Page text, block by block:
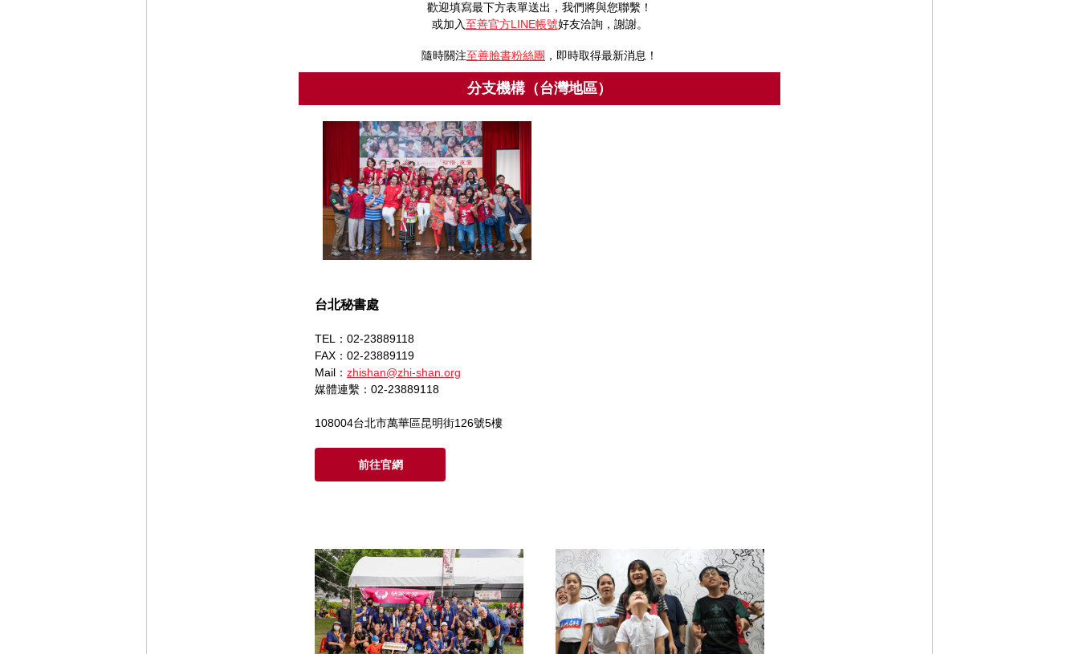
歡迎填寫最下方表單送出，我們將與您聯繫！
或加入至善官方LINE帳號好友洽詢， 謝謝。
隨時關注至善臉書粉絲團 ，即時取得最新消息！
分支機構（台灣地區）
台北秘書處
TEL：02-23889118
FAX：02-23889119
Mail： zhishan@zhi-shan.org
媒體連繫： 02-23889118
108004台北市萬華區昆明街126號5樓
前往官網